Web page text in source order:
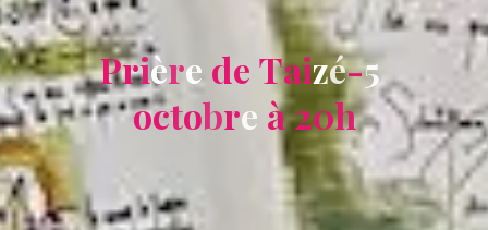
Prière de Taizé-5
octobre à20h